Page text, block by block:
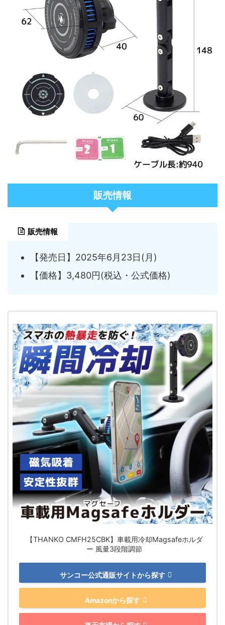
販売情報
販売情報
【発売日】2025年6月23日(月)
【価格】3,480円(税込・公式価格)
【THANKO CMFH25CBK】車載用冷却Magsafeホルダ
ー 風量3段階調節
サンコー公式通販サイトから探す
Amazonから探す